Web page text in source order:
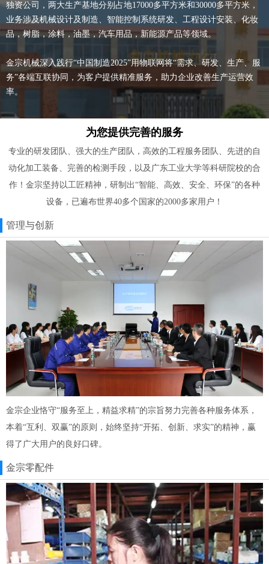
独资公司，两大生产基地分别占地17000多平方米和30000多平方米，
业务涉及机械设计及制造、智能控制系统研发、工程设计安装、化妆
品，树脂，涂料，油墨，汽车用品，新能源产品等领域。
金宗机械深入践行“中国制造2025”用物联网将“需求、研发、生产、服
务”各端互联协同，为客户提供精准服务，助力企业改善生产运营效
率。
为您提供完善的服务
专业的研发团队、强大的生产团队，高效的工程服务团队、先进的自
动化加工装备、完善的检测手段，以及广东工业大学等科研院校的合
作！金宗坚持以工匠精神，研制出“智能、高效、安全、环保”的各种
设备，已遍布世界40多个国家的2000多家用户！
管理与创新
金宗企业恪守“服务至上，精益求精”的宗旨努力完善各种服务体系，
本着“互利、双赢”的原则，始终坚持“开拓、创新、求实”的精神，赢
得了广大用户的良好口碑。
金宗零配件